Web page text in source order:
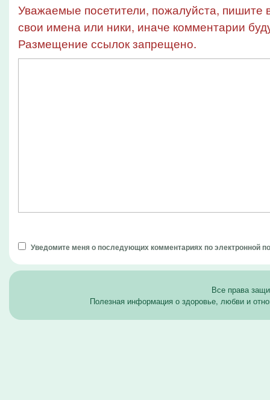
Уважаемые посетители, пожалуйста, пишите
свои имена или ники, иначе комментарии
Размещение ссылок запрещено.
Уведомите меня о последующих комментариях по электронной
Все права
Полезная информация о здоровье, любви и